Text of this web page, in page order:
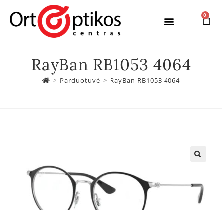
0
RayBan RB1053 4064
> Parduotuvė > RayBan RB1053 4064